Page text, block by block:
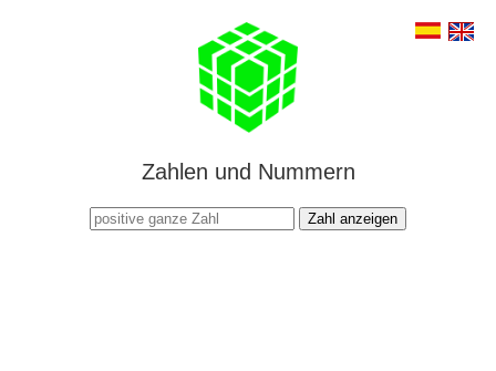
Zahlen und Nummern
Zahl anzeigen